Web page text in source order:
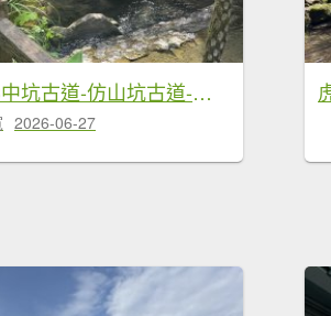
20260623中坑古道-仿山坑古道-火燒寮古道徹退
2026-06-27